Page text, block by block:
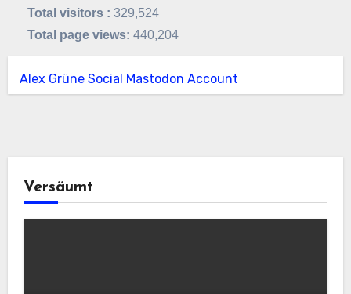
Total visitors :329,524
Total page views:440,204
Alex Grüne Social Mastodon Account
Versäumt